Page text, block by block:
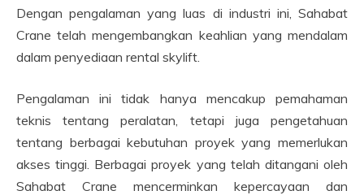
Dengan pengalaman yang luas di industri ini, Sahabat
Crane telah mengembangkan keahlian yang mendalam
dalam penyediaan rental skylift.
Pengalaman ini tidak hanya mencakup pemahaman
teknis tentang peralatan, tetapi juga pengetahuan
tentang berbagai kebutuhan proyek yang memerlukan
akses tinggi. Berbagai proyek yang telah ditangani oleh
Sahabat Crane mencerminkan kepercayaan dan